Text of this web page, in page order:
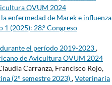
OVUM 2024
enfermedad de Marek e influenza
(2025): 28.° Congreso
el período 2019-2023,
de Avicultura OVUM 2024
Carranza, Francisco Rojo,
(2° semestre 2023),Veterinaria